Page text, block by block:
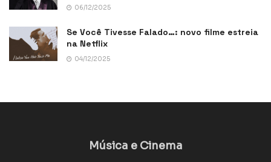
06/12/2025
Se Você Tivesse Falado…: novo filme estreia
na Netflix
04/12/2025
Música e Cinema